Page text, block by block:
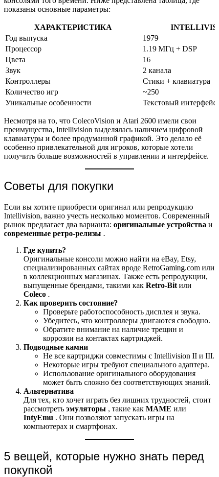
показаны основные параметры:
ХАРАКТЕРИСТИКА
Год выпуска
1979
Процессор
1.19 МГц + DSP
Цвета
16
Звук
2 канала
Контроллеры
Стики + клавиатура
Количество игр
~250
Уникальные особенности
Текстовый интерфейс
Несмотря на то, что ColecoVision и Atari 2600 имели свои
преимущества, Intellivision выделялась наличием цифровой
клавиатуры и более продуманной графикой. Это делало её
особенно привлекательной для игроков, которые хотели
получить больше возможностей в управлении и интерфейсе.
Советы для покупки
Если вы хотите приобрести оригинал или репродукцию
Intellivision, важно учесть несколько моментов. Современный
рынок предлагает два варианта: оригинальные устройства и
современные ретро-релизы .
Где купить?
Оригинальные консоли можно найти на eBay, Etsy,
специализированных сайтах вроде RetroGaming.com или
в коллекционных магазинах. Также есть репродукции,
выпущенные брендами, такими как Retro-Bit или
Coleco .
Как проверить состояние?
Проверьте работоспособность дисплея и звука.
Убедитесь, что контроллеры двигаются свободно.
Обратите внимание на наличие трещин и
коррозии на контактах картриджей.
Подводные камни
Не все картриджи совместимы с Intellivision II и III.
Некоторые игры требуют специального адаптера.
Использование оригинального оборудования
может быть сложно без соответствующих знаний.
Альтернатива
Для тех, кто хочет играть без лишних трудностей, стоит
рассмотреть эмуляторы , такие как MAME или
IntyEmu . Они позволяют запускать игры на
компьютерах и смартфонах.
5 вещей, которые нужно знать перед
покупкой